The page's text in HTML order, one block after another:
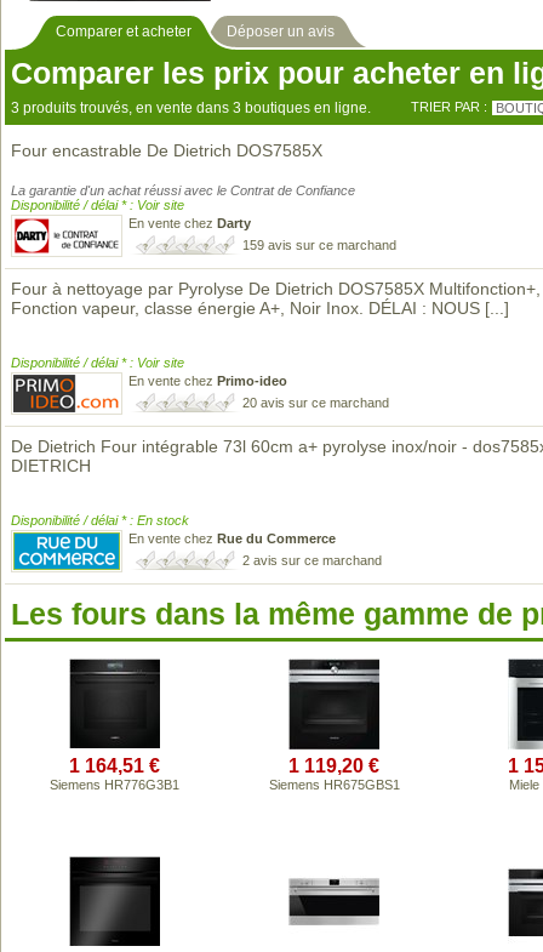
Comparer et acheter Déposer un avis
Comparer les prix pour acheter en
3 produits trouvés, en vente dans 3 boutiques en ligne. TRIER PAR :
Four encastrable De Dietrich DOS7585X
La garantie d'un achat réussi avec le Contrat de Confiance
Disponibilité / délai * : Voir site
En vente chez Darty
159 avis sur ce marchand
Four à nettoyage par Pyrolyse De Dietrich DOS7585X Multifonction+,
Fonction vapeur, classe énergie A+, Noir Inox. DÉLAI : NOUS [...]
Disponibilité / délai * : Voir site
En vente chez Primo-ideo
20 avis sur ce marchand
De Dietrich Four intégrable 73l 60cm a+ pyrolyse inox/noir -
DIETRICH
Disponibilité / délai * : En stock
En vente chez Rue du Commerce
2 avis sur ce marchand
Les fours dans la même gamme de
1 164,51 €
Siemens HR776G3B1
1 119,20 €
Siemens HR675GBS1
1